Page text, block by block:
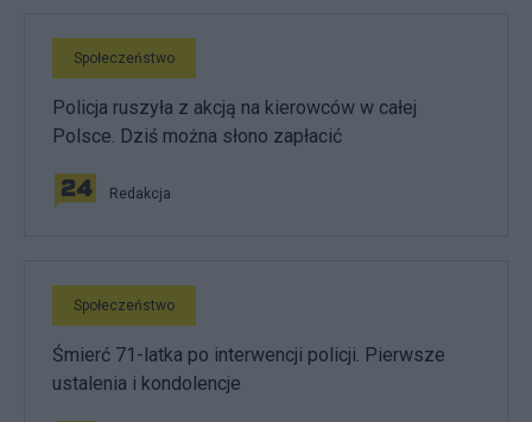
Społeczeństwo
Policja ruszyła z akcją na kierowców w całej
Polsce. Dziś można słono zapłacić
Redakcja
Społeczeństwo
Śmierć 71-latka po interwencji policji. Pierwsze
ustalenia i kondolencje